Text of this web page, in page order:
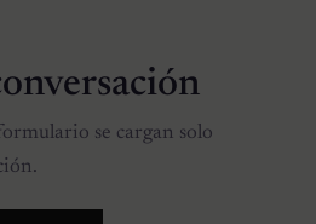
se cargan solo